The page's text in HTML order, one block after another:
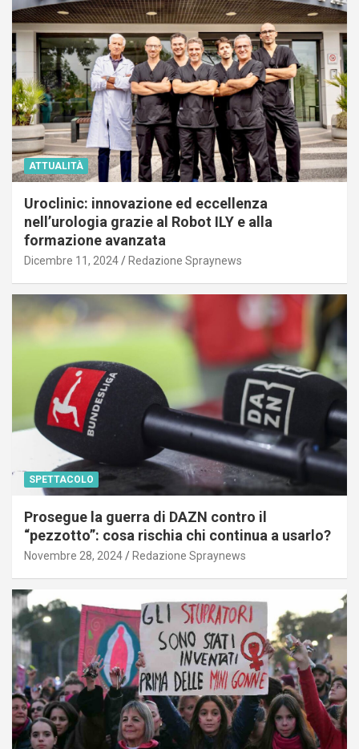
ATTUALITÀ
Uroclinic: innovazione ed eccellenza
nell’urologia grazie al Robot ILY e alla
formazione avanzata
Dicembre 11, 2024 Redazione Spraynews
SPETTACOLO
Prosegue la guerra di DAZN contro il
“pezzotto”: cosa rischia chi continua a usarlo?
Novembre 28, 2024 Redazione Spraynews